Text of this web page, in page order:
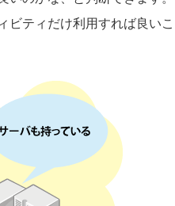
ビティだけ利用すれば良いこ